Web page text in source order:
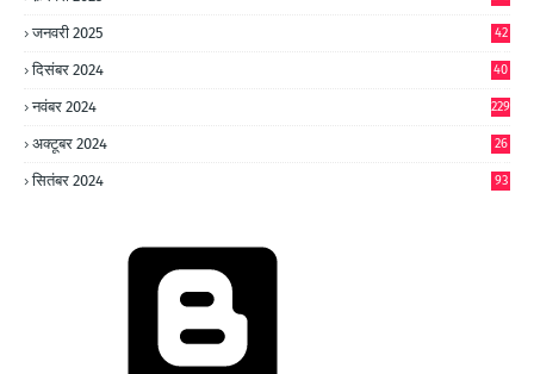
जनवरी 2025
42
दिसंबर 2024
40
नवंबर 2024 229
अक्टूबर 2024
26
सितंबर 2024 93